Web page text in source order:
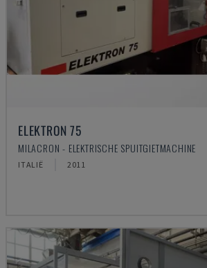
ELEKTRON 75
MILACRON - ELEKTRISCHE SPUITGIETMACHINE
ITALIË 2011